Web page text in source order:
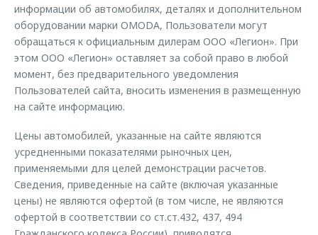
Трейд-ин
Калькулятор трейд-ин
Аксессуары
Одежда и сувениры
Оригинальные аксессуары
Запчасти
информации об автомобилях, деталях и дополнительном
оборудовании марки OMODA, Пользователи могут
обращаться к официальным дилерам ООО «Легион». При
этом ООО «Легион» оставляет за собой право в любой
момент, без предварительного уведомления
Пользователей сайта, вносить изменения в размещенную
на сайте информацию.
Цены автомобилей, указанные на сайте являются
усредненными показателями рыночных цен,
применяемыми для целей демонстрации расчетов.
Сведения, приведенные на сайте (включая указанные
цены) не являются офертой (в том числе, не являются
офертой в соответствии со ст.ст.432, 437, 494